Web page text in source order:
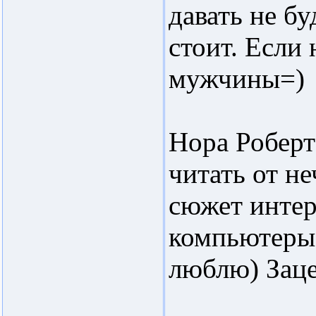
давать не
стоит. Если
мужчины=)
Нора
читать от
сюжет
люблю)